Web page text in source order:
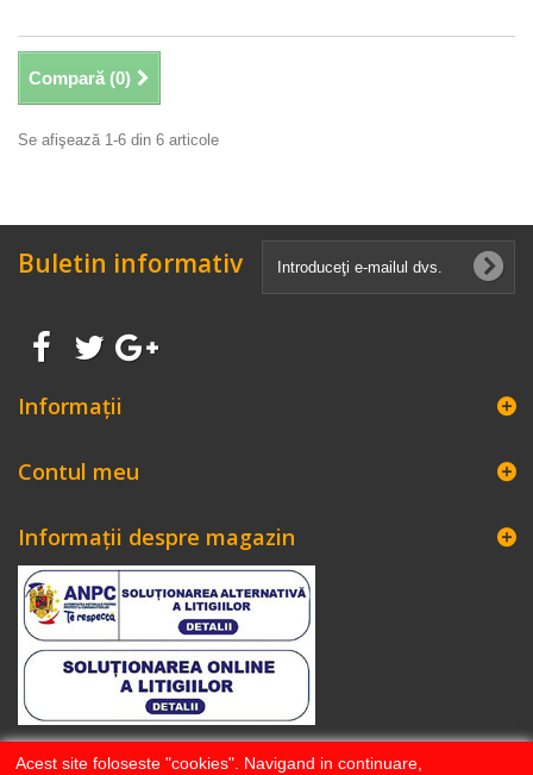
Acest site foloseste "cookies". Navigand in continuare,
Compară (0)
Se afişează 1-6 din 6 articole
Buletin informativ
Informaţii
Contul meu
Informații despre magazin